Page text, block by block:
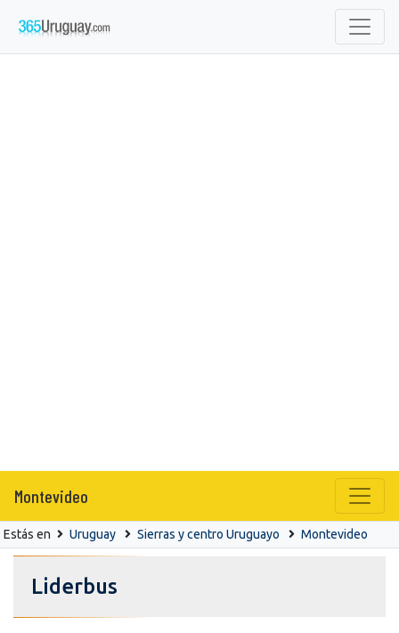
Montevideo
Estás en Uruguay Sierras y centro Uruguayo Montevideo
Liderbus